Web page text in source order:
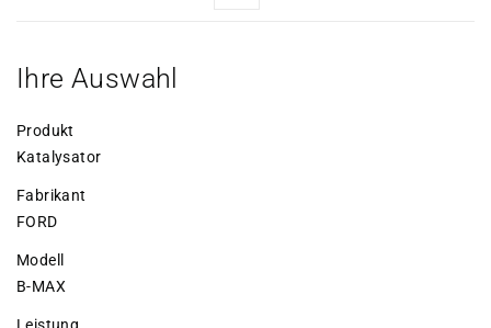
Ihre Auswahl
Produkt
Katalysator
Fabrikant
FORD
Modell
B-MAX
Leistung